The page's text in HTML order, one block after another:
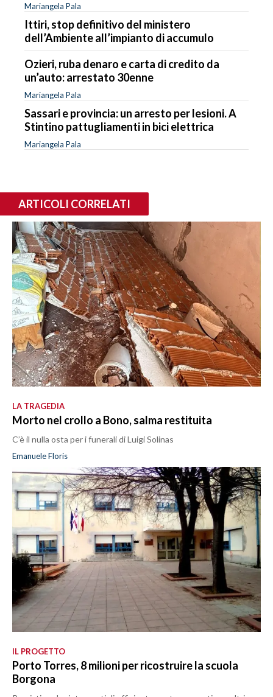
Mariangela Pala
Ittiri, stop definitivo del ministero
dell’Ambiente all’impianto di accumulo
Ozieri, ruba denaro e carta di credito da
un’auto: arrestato 30enne
Mariangela Pala
Sassari e provincia: un arresto per lesioni. A
Stintino pattugliamenti in bici elettrica
Mariangela Pala
ARTICOLI CORRELATI
LA TRAGEDIA
Morto nel crollo a Bono, salma restituita
C’è il nulla osta per i funerali di Luigi Solinas
Emanuele Floris
IL PROGETTO
Porto Torres, 8 milioni per ricostruire la scuola
Borgona